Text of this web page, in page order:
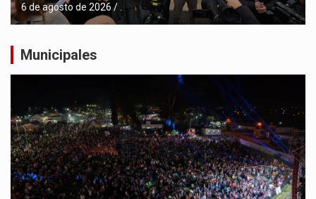
6 de agosto de 2026
Municipales